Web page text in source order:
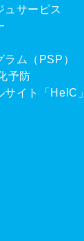
ュサービス
ム（PSP）
予防
イト「HelC」